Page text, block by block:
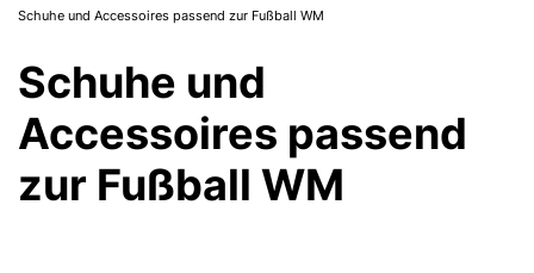
Schuhe und Accessoires passend zur Fußball WM
Schuhe und
Accessoires passend
zur Fußball WM